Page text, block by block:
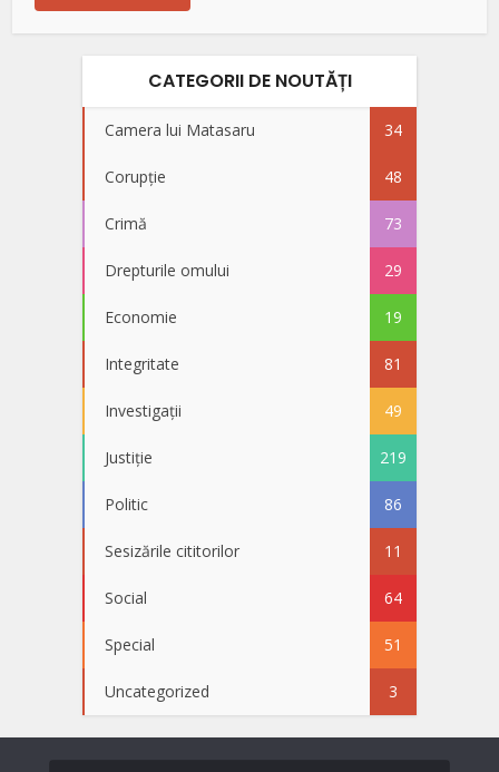
CATEGORII DE NOUTĂȚI
Camera lui Matasaru 34
Corupție 48
Crimă 73
Drepturile omului 29
Economie 19
Integritate 81
Investigații 49
Justiție 219
Politic 86
Sesizările cititorilor 11
Social 64
Special 51
Uncategorized 3